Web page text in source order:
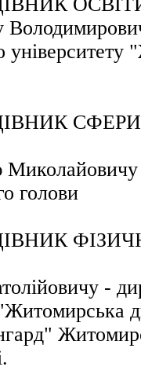
університету
-
голови
-